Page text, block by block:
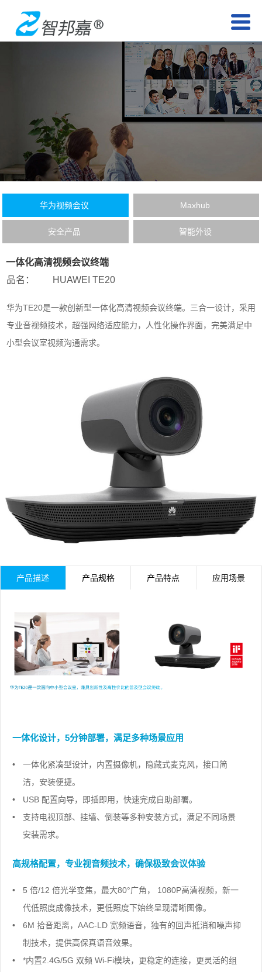
华为视频会议 Maxhub
安全产品 智能外设
一体化高清视频会议终端
HUAWEI TE20
品名：
华为TE20是一款创新型一体化高清视频会议终端。三合一设计，采用
专业音视频技术，超强网络适应能力，人性化操作界面，完美满足中
小型会议室视频沟通需求。
产品描述 产品规格 产品特点 应用场景
一体化设计，5分钟部署，满足多种场景应用
•
一体化紧凑型设计，内置摄像机，隐藏式麦克风，接口简
洁，安装便捷。
•
USB 配置向导，即插即用，快速完成自助部署。
•
支持电视顶部、挂墙、倒装等多种安装方式，满足不同场景
安装需求。
高规格配置，专业视音频技术，确保极致会议体验
•
5 倍/12 倍光学变焦，最大80°广角， 1080P高清视频，新一
代低照度成像技术，更低照度下始终呈现清晰图像。
•
6M 拾音距离，AAC-LD 宽频语音，独有的回声抵消和噪声抑
制技术，提供高保真语音效果。
•
*内置2.4G/5G 双频 Wi-Fi模块，更稳定的连接，更灵活的组